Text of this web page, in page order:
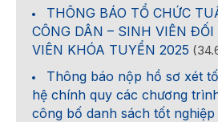
THÔNG BÁO TỔ CHỨC
CÔNG DÂN – SINH VIÊN
VIÊN KHÓA TUYỂN 2025
Thông báo nộp hồ sơ xét
hệ chính quy các chương
công bố danh sách tốt nghiệp